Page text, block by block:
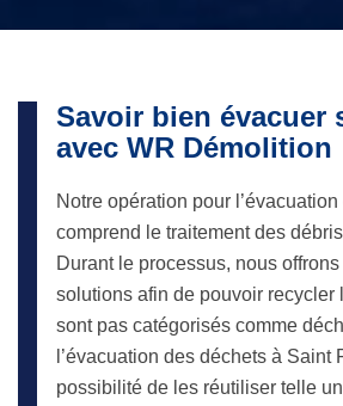
Savoir bien évacuer
avec WR Démolition
Notre opération pour
comprend le traitement des
Durant le processus, nous
solutions afin de pouvoir recycler
sont pas catégorisés comme
l’évacuation des déchets à Saint
possibilité de les réutiliser telle